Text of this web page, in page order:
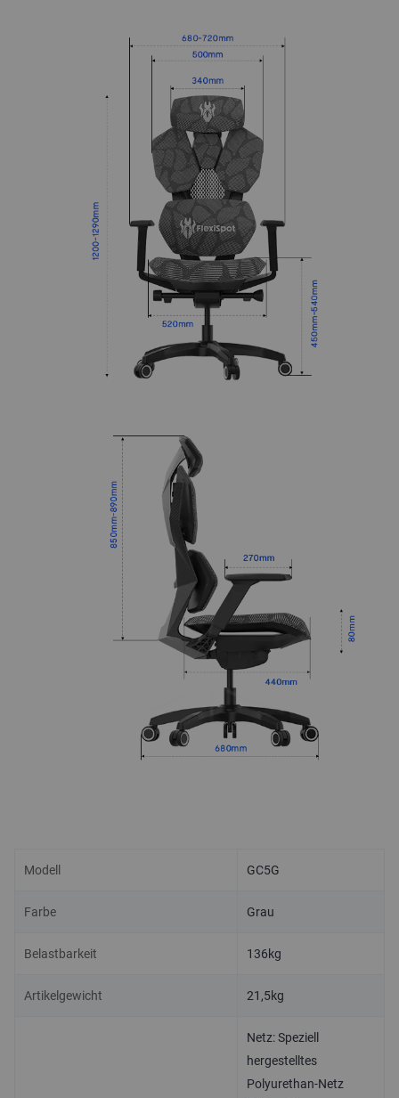
Modell GC5G
Farbe Grau
Belastbarkeit 136kg
Artikelgewicht 21,5kg
Netz: Speziell
hergestelltes
Polyurethan-Netz